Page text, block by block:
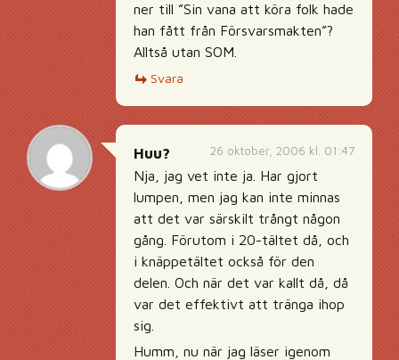
ner till ”Sin vana att köra folk hade
han fått från Försvarsmakten”?
Alltså utan SOM.
Svara
26 oktober, 2006 kl. 01:47
Huu?
Nja, jag vet inte ja. Har gjort
lumpen, men jag kan inte minnas
att det var särskilt trångt någon
gång. Förutom i 20-tältet då, och
i knäppetältet också för den
delen. Och när det var kallt då, då
var det effektivt att tränga ihop
sig.
Humm, nu när jag läser igenom